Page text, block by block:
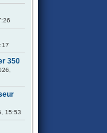
350
15:53